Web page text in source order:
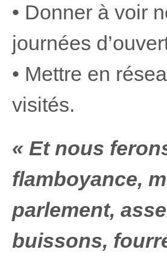
• Donner à voir
journées
• Mettre en
visités.
« Et nous
flamboyance,
parlement,
buissons,